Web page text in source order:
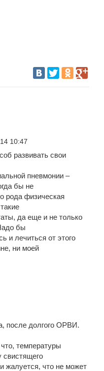
10:47
развивать свои
пневмонии –
бы не
рода физическая
да еще и не только
бы
и лечиться от этого
ни моей
после долгого ОРВИ.
температуры
жалуется, что не может